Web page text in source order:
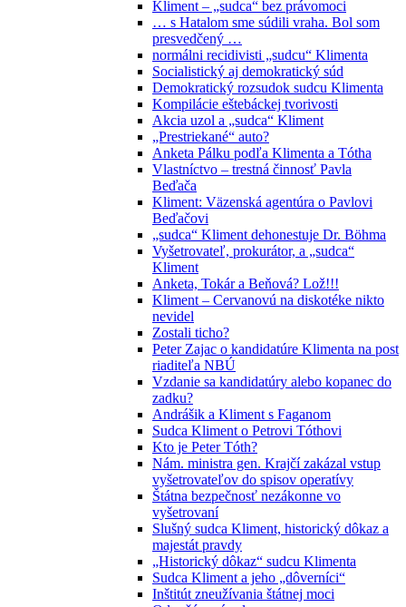
Kliment – „sudca“ bez právomoci
… s Hatalom sme súdili vraha. Bol som
presvedčený …
normálni recidivisti „sudcu“ Klimenta
Socialistický aj demokratický súd
Demokratický rozsudok sudcu Klimenta
Kompilácie eštebáckej tvorivosti
Akcia uzol a „sudca“ Kliment
„Prestriekané“ auto?
Anketa Pálku podľa Klimenta a Tótha
Vlastníctvo – trestná činnosť Pavla
Beďača
Kliment: Väzenská agentúra o Pavlovi
Beďačovi
„sudca“ Kliment dehonestuje Dr. Böhma
Vyšetrovateľ, prokurátor, a „sudca“
Kliment
Anketa, Tokár a Beňová? Lož!!!
Kliment – Cervanovú na diskotéke nikto
nevidel
Zostali ticho?
Peter Zajac o kandidatúre Klimenta na post
riaditeľa NBÚ
Vzdanie sa kandidatúry alebo kopanec do
zadku?
Andrášik a Kliment s Faganom
Sudca Kliment o Petrovi Tóthovi
Kto je Peter Tóth?
Nám. ministra gen. Krajčí zakázal vstup
vyšetrovateľov do spisov operatívy
Štátna bezpečnosť nezákonne vo
vyšetrovaní
Slušný sudca Kliment, historický dôkaz a
majestát pravdy
„Historický dôkaz“ sudcu Klimenta
Sudca Kliment a jeho „dôverníci“
Inštitút zneužívania štátnej moci